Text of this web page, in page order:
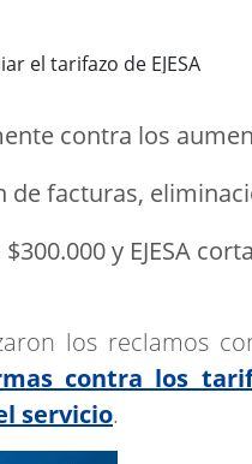
contra los
de facturas,
y EJESA
los reclamos
contra los
servicio.